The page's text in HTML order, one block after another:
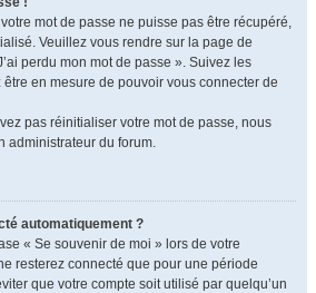
mot de passe ne puisse pas être récupéré,
Veuillez vous rendre sur la page de
perdu mon mot de passe ». Suivez les
en mesure de pouvoir vous connecter de
pas réinitialiser votre mot de passe, nous
administrateur du forum.
automatiquement ?
« Se souvenir de moi » lors de votre
resterez connecté que pour une période
que votre compte soit utilisé par quelqu’un